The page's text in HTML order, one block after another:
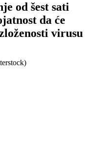
od šest sati
da će
virusu